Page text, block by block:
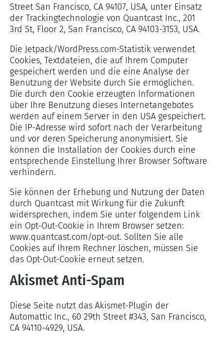
Street San Francisco, CA 94107, USA, unter Einsatz
der Trackingtechnologie von Quantcast Inc., 201
3rd St, Floor 2, San Francisco, CA 94103-3153, USA.
Die Jetpack/WordPress.com-Statistik verwendet
Cookies, Textdateien, die auf Ihrem Computer
gespeichert werden und die eine Analyse der
Benutzung der Website durch Sie ermöglichen.
Die durch den Cookie erzeugten Informationen
über Ihre Benutzung dieses Internetangebotes
werden auf einem Server in den USA gespeichert.
Die IP-Adresse wird sofort nach der Verarbeitung
und vor deren Speicherung anonymisiert. Sie
können die Installation der Cookies durch eine
entsprechende Einstellung Ihrer Browser Software
verhindern.
Sie können der Erhebung und Nutzung der Daten
durch Quantcast mit Wirkung für die Zukunft
widersprechen, indem Sie unter folgendem Link
ein Opt-Out-Cookie in Ihrem Browser setzen:
www.quantcast.com/opt-out. Sollten Sie alle
Cookies auf Ihrem Rechner löschen, müssen Sie
das Opt-Out-Cookie erneut setzen.
Akismet Anti-Spam
Diese Seite nutzt das Akismet-Plugin der
Automattic Inc., 60 29th Street #343, San Francisco,
CA 94110-4929, USA.